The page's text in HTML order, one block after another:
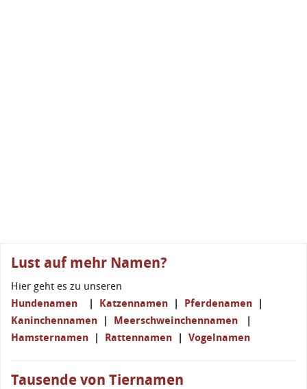
Lust auf mehr Namen?
Hier geht es zu unseren
Hundenamen | Katzennamen | Pferdenamen |
Kaninchennamen | Meerschweinchennamen |
Hamsternamen | Rattennamen | Vogelnamen
Tausende von Tiernamen